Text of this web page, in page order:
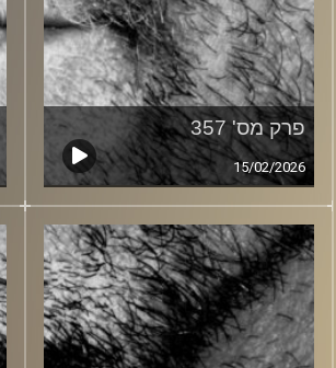
פרק מס' 357
15/02/2026